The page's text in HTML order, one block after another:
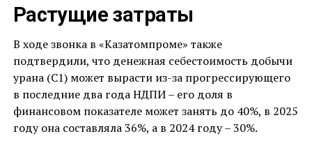
Растущие затраты
В ходе звонка в «Казатомпроме» также
подтвердили, что денежная себестоимость добычи
урана (С1) может вырасти из-за прогрессирующего
в последние два года НДПИ – его доля в
финансовом показателе может занять до 40%, в 2025
году она составляла 36%, а в 2024 году – 30%.